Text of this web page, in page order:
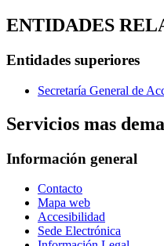
ENTIDADES
Entidades superiores
Secretaría General de
Servicios mas
Información general
Contacto
Mapa web
Accesibilidad
Sede Electrónica